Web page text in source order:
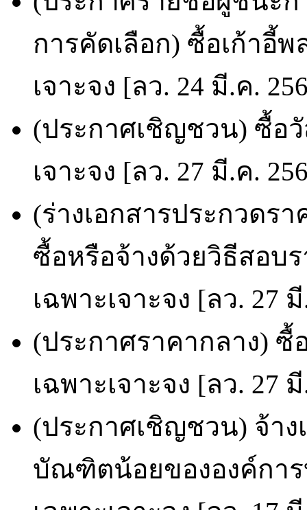
การคัดเลือก) ซื้อเก้าอี้
เจาะจง [ลว. 24 มี.ค.
(ประกาศเชิญชวน) ซื้อวั
เจาะจง [ลว. 27 มี.ค.
(ร่างเอกสารประกวดรา
ซื้อหรือจ้างด้วยวิธีสอบ
เฉพาะเจาะจง [ลว. 27
(ประกาศราคากลาง) ซื้
เฉพาะเจาะจง [ลว. 27
(ประกาศเชิญชวน) จ้า
บัณฑิตน้อยขององค์การ